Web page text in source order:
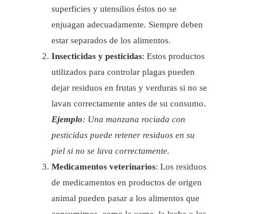
superficies y utensilios éstos no se
enjuagan adecuadamente. Siempre deben
estar separados de los alimentos.
Insecticidas y pesticidas: Estos productos
utilizados para controlar plagas pueden
dejar residuos en frutas y verduras si no se
lavan correctamente antes de su consumo.
Ejemplo: Una manzana rociada con
pesticidas puede retener residuos en su
piel si no se lava correctamente.
Medicamentos veterinarios: Los residuos
de medicamentos en productos de origen
animal pueden pasar a los alimentos que